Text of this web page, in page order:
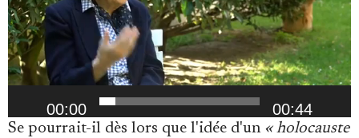
00:00 00:44
Se pourrait-il dès lors que l'idée d'un « holocauste